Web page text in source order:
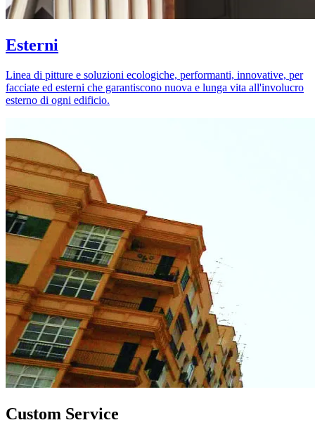
Esterni
Linea di pitture e soluzioni ecologiche, performanti, innovative, per
facciate ed esterni che garantiscono nuova e lunga vita all'involucro
esterno di ogni edificio.
Custom Service